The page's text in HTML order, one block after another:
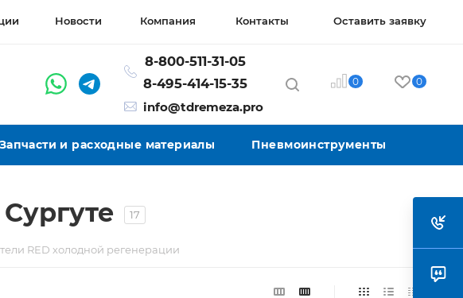
Новости Компания Контакты Оставить заявку
8-800-511-31-05
8-495-414-15-35
info@tdremeza.pro
0 0
Запчасти и расходные материалы Пневмоинструменты
17
RED холодной регенерации